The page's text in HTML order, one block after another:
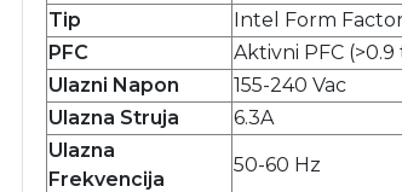
Tip
Intel Form Factor
PFC
Aktivni PFC (>0.9
Ulazni Napon
155-240 Vac
Ulazna Struja
6.3A
Ulazna
Frekvencija
50-60 Hz